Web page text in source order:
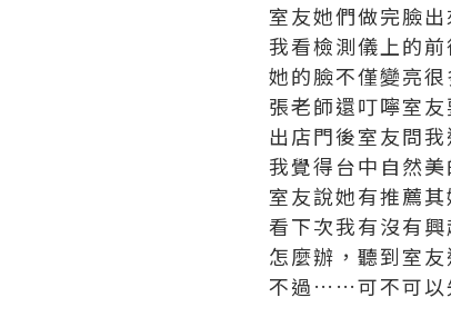
室友她們做完臉
我看檢測儀上的
她的臉不僅變亮
張老師還叮嚀室
出店門後室友問
我覺得台中自然
室友說她有推薦
看下次我有沒有
怎麼辦，聽到室
不過……可不可以